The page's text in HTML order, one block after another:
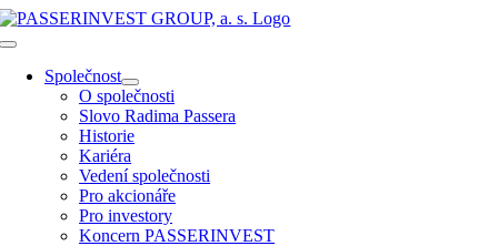
Přeskočit
na
Toggle
NavigationSpolečnost
O společnosti
Slovo Radima Passera
Historie
Kariéra
Vedení společnosti
Pro akcionáře
Pro investory
Koncern PASSERINVEST